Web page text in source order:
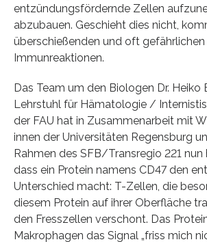
entzündungsfördernde Zellen
abzubauen. Geschieht dies nicht,
überschießenden und oft gefährlichen
Immunreaktionen.
Das Team um den Biologen Dr. Heiko
Lehrstuhl für Hämatologie /
der FAU hat in Zusammenarbeit mit
innen der Universitäten Regensburg
Rahmen des SFB/Transregio 221 nun
dass ein Protein namens CD47 den
Unterschied macht: T-Zellen, die
diesem Protein auf ihrer Oberfläche
den Fresszellen verschont. Das
Makrophagen das Signal „friss mich